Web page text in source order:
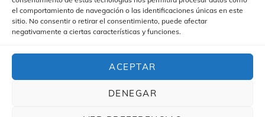
el comportamiento de navegación o las identificaciones únicas en este
sitio. No consentir o retirar el consentimiento, puede afectar
negativamente a ciertas características y funciones.
ACEPTAR
DENEGAR
Buscar